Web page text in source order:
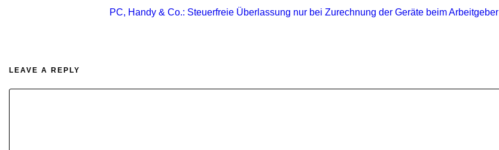
PC, Handy & Co.: Steuerfreie Überlassung nur bei Zurechnung der Geräte beim Arbeitgeber
LEAVE A REPLY